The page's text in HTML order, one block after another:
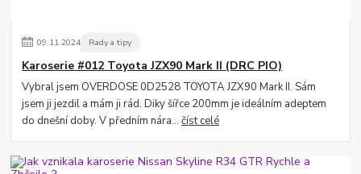
09.11.2024 Rady a tipy
Karoserie #012 Toyota JZX90 Mark II (DRC PIO)
Vybral jsem OVERDOSE 0D2528 TOYOTA JZX90 Mark II. Sám
jsem ji jezdil a mám ji rád. Diky šířce 200mm je ideálním adeptem
do dnešní doby. V předním nára...číst celé